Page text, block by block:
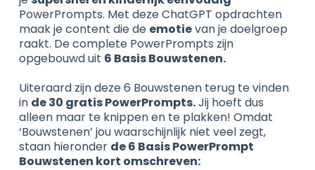
PowerPrompts. Met deze ChatGPT opdrachten
maak je content die de emotievan je doelgroep
raakt. De complete PowerPrompts zijn
opgebouwd uit 6 Basis Bouwstenen.
Uiteraard zijn deze 6 Bouwstenen terug te vinden
in de 30 gratis PowerPrompts.Jij hoeft dus
alleen maar te knippen en te plakken! Omdat
‘Bouwstenen’ jou waarschijnlijk niet veel zegt,
staan hieronder de 6 Basis PowerPrompt
Bouwstenen kort omschreven: